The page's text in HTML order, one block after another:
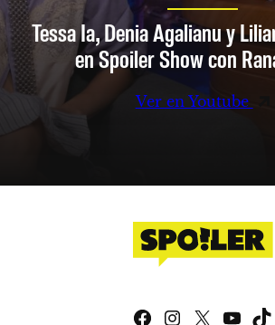
Tessa Ia, Denia Agalianu y
en Spoiler Show con
Ver en Youtube
Facebook
X